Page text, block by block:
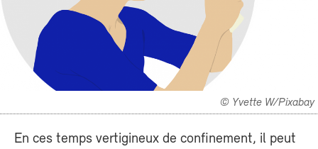
© Yvette W/Pixabay
En ces temps vertigineux de confinement, il peut